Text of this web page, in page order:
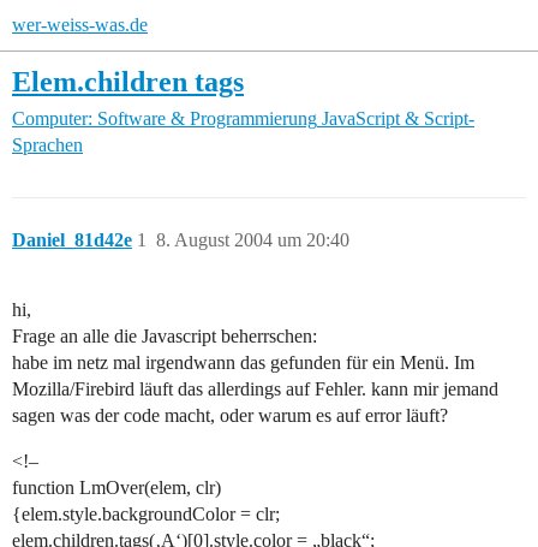
wer-weiss-was.de
Elem.children tags
Computer: Software & Programmierung JavaScript & Script-
Sprachen
Daniel_81d42e 8. August 2004 um 20:40
1
hi,
Frage an alle die Javascript beherrschen:
habe im netz mal irgendwann das gefunden für ein Menü. Im
Mozilla/Firebird läuft das allerdings auf Fehler. kann mir jemand
sagen was der code macht, oder warum es auf error läuft?
<!–
function LmOver(elem, clr)
{elem.style.backgroundColor = clr;
elem.children.tags(‚A‘)[0].style.color = „black“;